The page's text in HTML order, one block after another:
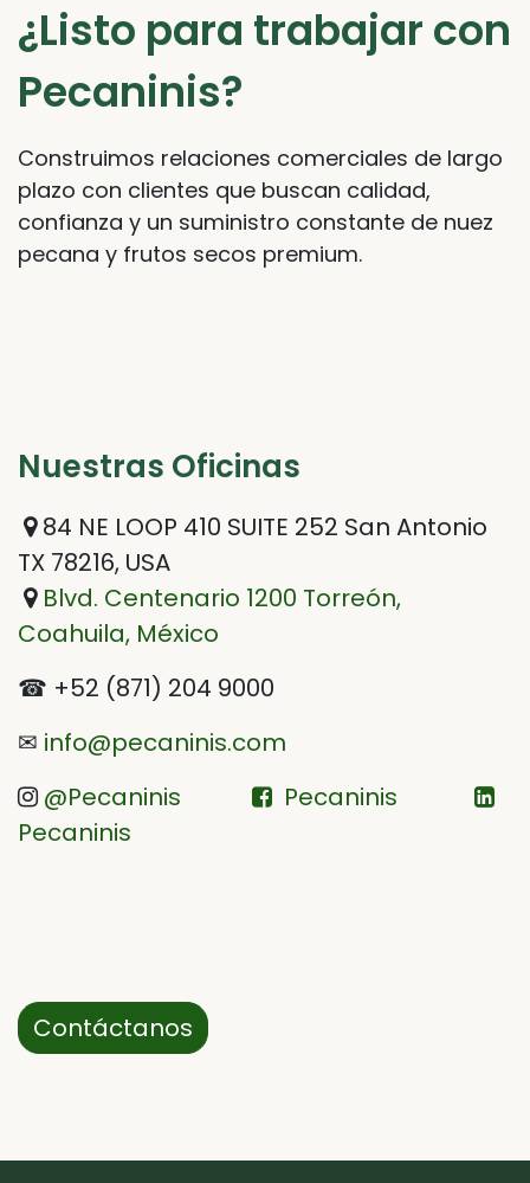
¿Listo para trabajar con
Pecaninis?
Construimos relaciones comerciales de largo
plazo con clientes que buscan calidad,
confianza y un suministro constante de nuez
pecana y frutos secos premium.
Nuestras Oficinas
84 NE LOOP 410 SUITE 252 San Antonio
TX 78216, USA
Blvd. Centenario 1200 Torreón,
Coahuila, México
☎ +52 (871) 204 9000
✉ info@pecaninis.com
@Pecaninis
Pecaninis
Pecaninis
Contáctanos